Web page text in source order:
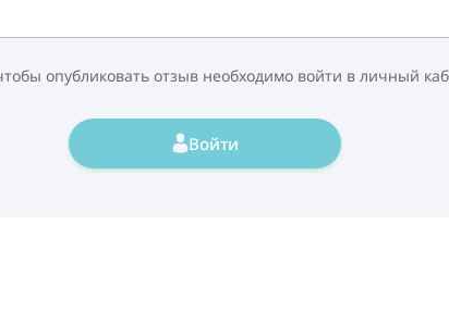
опубликовать отзыв необходимо войти в личный
Войти